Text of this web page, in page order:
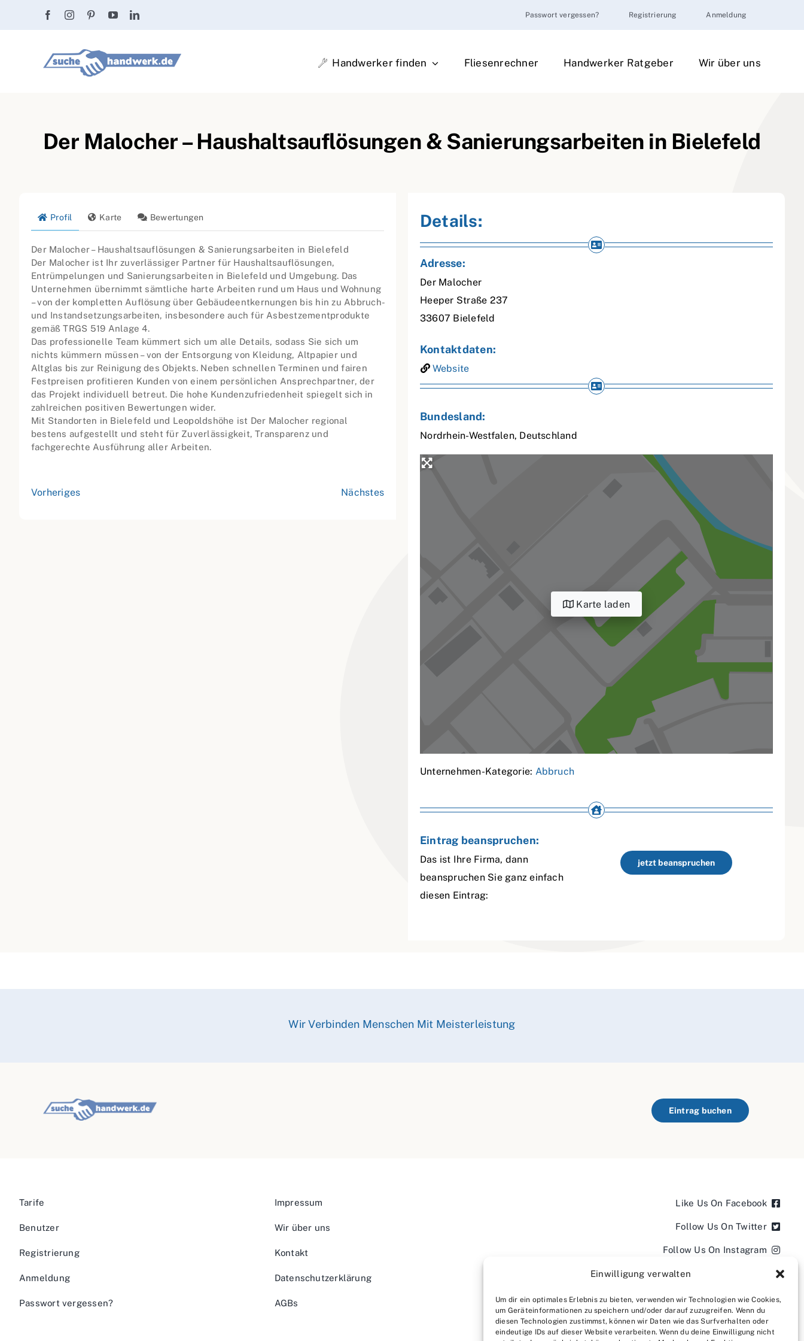
Einwilligung verwalten
Um dir ein optimales Erlebnis zu bieten, verwenden wir Technologien wie Cookies,
um Geräteinformationen zu speichern und/oder darauf zuzugreifen. Wenn du
diesen Technologien zustimmst, können wir Daten wie das Surfverhalten oder
eindeutige IDs auf dieser Website verarbeiten. Wenn du deine Einwilligung nicht
Passwort vergessen? Registrierung Anmeldung
Handwerker finden Fliesenrechner Handwerker Ratgeber Wir über uns
Der Malocher – Haushaltsauflösungen & Sanierungsarbeiten in Bielefeld
Profil Karte Bewertungen
Der Malocher – Haushaltsauflösungen & Sanierungsarbeiten in Bielefeld
Der Malocher ist Ihr zuverlässiger Partner für Haushaltsauflösungen,
Entrümpelungen und Sanierungsarbeiten in Bielefeld und Umgebung. Das
Unternehmen übernimmt sämtliche harte Arbeiten rund um Haus und Wohnung
– von der kompletten Auflösung über Gebäudeentkernungen bis hin zu Abbruch-
und Instandsetzungsarbeiten, insbesondere auch für Asbestzementprodukte
gemäß TRGS 519 Anlage 4.
Das professionelle Team kümmert sich um alle Details, sodass Sie sich um
nichts kümmern müssen – von der Entsorgung von Kleidung, Altpapier und
Altglas bis zur Reinigung des Objekts. Neben schnellen Terminen und fairen
Festpreisen profitieren Kunden von einem persönlichen Ansprechpartner, der
das Projekt individuell betreut. Die hohe Kundenzufriedenheit spiegelt sich in
zahlreichen positiven Bewertungen wider.
Mit Standorten in Bielefeld und Leopoldshöhe ist Der Malocher regional
bestens aufgestellt und steht für Zuverlässigkeit, Transparenz und
fachgerechte Ausführung aller Arbeiten.
Vorheriges Nächstes
Details:
Adresse:
Der Malocher
Heeper Straße 237
33607 Bielefeld
Kontaktdaten:
Website
Bundesland:
Nordrhein-Westfalen, Deutschland
Karte laden
Unternehmen-Kategorie: Abbruch
Eintrag beanspruchen:
Das ist Ihre Firma, dann
beanspruchen Sie ganz einfach
diesen Eintrag:
jetzt beanspruchen
Wir Verbinden Menschen Mit Meisterleistung
Eintrag buchen
Tarife
Benutzer
Registrierung
Anmeldung
Passwort vergessen?
Impressum
Wir über uns
Kontakt
Datenschutzerklärung
AGBs
Like Us On Facebook
Follow Us On Twitter
Follow Us On Instagram
Follow Us On LinkedIn
Follow us on YouTube
Follow us on Pinterest